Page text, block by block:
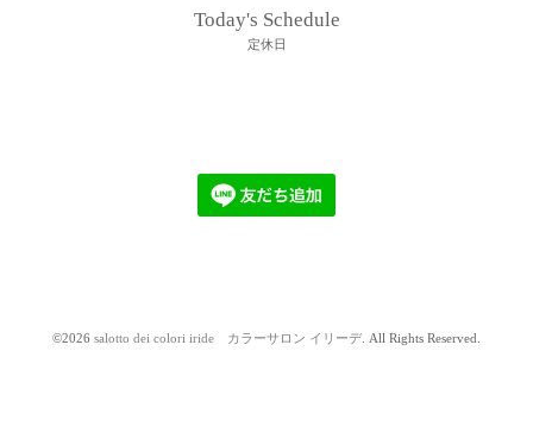
Today's Schedule
定休日
©2026 salotto dei colori iride カラーサロン イリーデ. All Rights Reserved.